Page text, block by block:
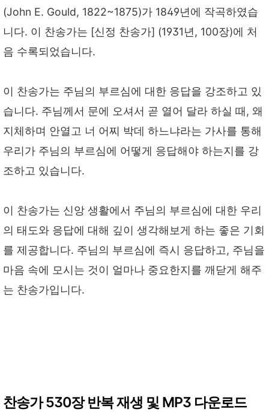
(John E. Gould, 1822~1875)가 1849년에 작곡하였습
니다. 이 찬송가는 [신정 찬송가] (1931년, 100장)에 처
음 수록되었습니다.
이 찬송가는 주님의 부르심에 대한 응답을 강조하고 있
습니다. 주님께서 문에 오셔서 곧 열어 달라 하실 때, 왜
지체하며 안열고 너 어찌 박데 하느냐라는 가사를 통해
우리가 주님의 부르심에 어떻게 응답해야 하는지를 강
조하고 있습니다.
이 찬송가는 신앙 생활에서 주님의 부르심에 대한 우리
의 태도와 응답에 대해 깊이 생각해보게 하는 좋은 기회
를 제공합니다. 주님의 부르심에 즉시 응답하고, 주님을
마음 속에 모시는 것이 얼마나 중요한지를 깨닫게 해주
는 찬송가입니다.
찬송가 530장 반복 재생 및 MP3 다운로드